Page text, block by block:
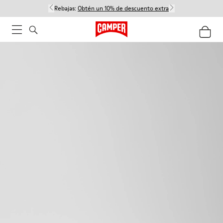
Rebajas: Obtén un 10% de descuento extra